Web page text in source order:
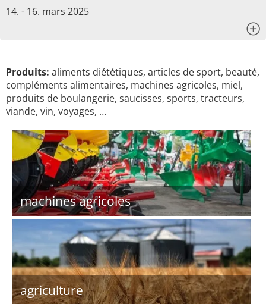
14. - 16. mars 2025
Produits: aliments diététiques, articles de sport, beauté,
compléments alimentaires, machines agricoles, miel,
produits de boulangerie, saucisses, sports, tracteurs,
viande, vin, voyages, …
machines agricoles
agriculture